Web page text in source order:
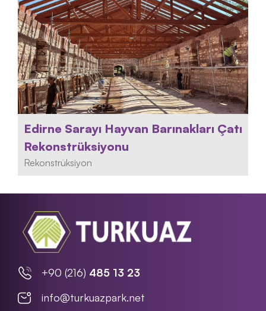
Edirne Sarayı Hayvan Barınakları Çatı
Rekonstrüksiyonu
Rekonstrüksiyon
+90 (216) 485 13 23
info@turkuazpark.net